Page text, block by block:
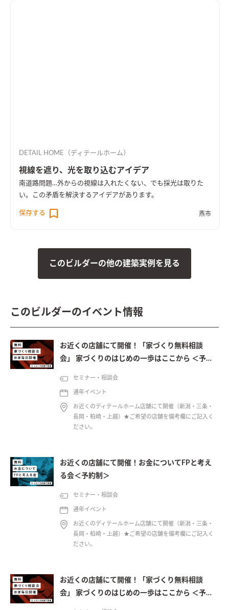
DETAIL HOME（ディテールホーム）
視線を遮り、光を取り込むアイデア
南道路問題…外からの視線は入れたくない、でも採光は取りた
い。この矛盾を解決するアイデアがあります。
保存する 燕市
このビルダーの他の建築実例を見る
このビルダーのイベント情報
お近くの店舗にて開催！「家づくり無料相談
会」 家づくりのはじめの一歩はここから ＜予約
セミナー・相談会
通年イベント
お近くのディテールホーム店舗にて開催（新潟・三条・
長岡・柏崎・上越）★ご希望の店舗を備考欄にご記入く
ださい。
お近くの店舗にて開催！お金についてFPと考え
る会＜予約制＞
セミナー・相談会
通年イベント
お近くのディテールホーム店舗にて開催（新潟・三条・
長岡・柏崎・上越）★ご希望の店舗を備考欄にご記入く
ださい。
お近くの店舗にて開催！「家づくり無料相談
会」 家づくりのはじめの一歩はここから ＜予約